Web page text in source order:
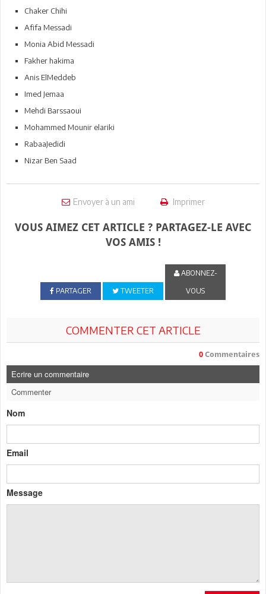
Chaker Chihi
Afifa Messadi
Monia Abid Messadi
Fakher hakima
Anis ElMeddeb
Imed Jemaa
Mehdi Barssaoui
Mohammed Mounir elariki
RabaaJedidi
Nizar Ben Saad
Envoyer à un ami Imprimer
VOUS AIMEZ CET ARTICLE ? PARTAGEZ-LE AVEC
VOS AMIS !
PARTAGER TWEETER
ABONNEZ-
VOUS
COMMENTER CET ARTICLE
0 Commentaires
Ecrire un commentaire
Commenter
Nom
Email
Message